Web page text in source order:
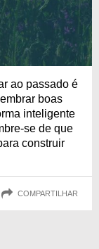
ao passado é
boas
inteligente
se de que
construir
COMPARTILHAR